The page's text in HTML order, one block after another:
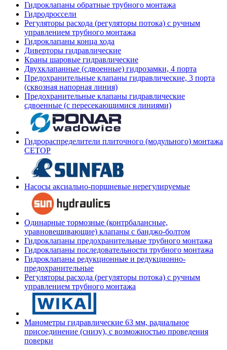
Гидроклапаны обратные трубного монтажа
Гидродроссели
Регуляторы расхода (регуляторы потока) с ручным
управлением трубного монтажа
Гидроклапаны конца хода
Диверторы гидравлические
Краны шаровые гидравлические
Двухклапанные (сдвоенные) гидрозамки, 4 порта
Предохранительные клапаны гидравлические, 3 порта
(сквозная напорная линия)
Предохранительные клапаны гидравлические
сдвоенные (с пересекающимися линиями)
Гидрораспределители плиточного (модульного) монтажа
СЕТОР
Насосы аксиально-поршневые нерегулируемые
Одинарные тормозные (контрбалансные,
уравновешивающие) клапаны с банджо-болтом
Гидроклапаны предохранительные трубного монтажа
Гидроклапаны последовательности трубного монтажа
Гидроклапаны редукционные и редукционно-
предохранительные
Регуляторы расхода (регуляторы потока) с ручным
управлением трубного монтажа
Манометры гидравлические 63 мм, радиальное
присоединение (снизу), с возможностью проведения
поверки